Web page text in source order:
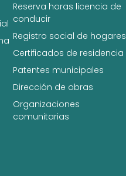
Reserva horas licencia de
conducir
Registro social de hogares
Certificados de residencia
Patentes municipales
Dirección de obras
Organizaciones
comunitarias